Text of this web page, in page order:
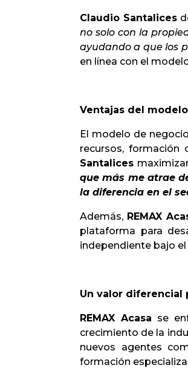
Claudio Santalices
no solo con la
ayudando a que los
en línea con el
Ventajas del modelo
El modelo de
recursos,
Santalices
que más me atrae
la diferencia en el
Además, REMAX
plataforma para
independiente bajo
Un valor diferencial
REMAX Acasa se
crecimiento de la
nuevos agentes
formación